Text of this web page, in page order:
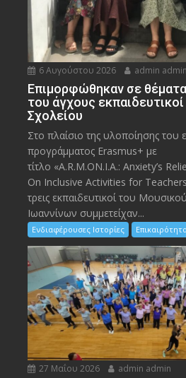
6 Αυγούστου 2026 admin admin
Eπιμορφώθηκαν σε θέματα
του άγχους
Σχολείου
Στο πλαίσιο της υλοποίησης του
προγράμματος Erasmus+ με
τίτλο «A.R.M.ON.I.A.: Anxiety’s
On Inclusive Activities for
τρεις εκπαιδευτικοί του
Ιωαννίνων συμμετείχαν...
Ενδιαφέρουσες Ιστορίες
27 Μαΐου 2026 admin admin